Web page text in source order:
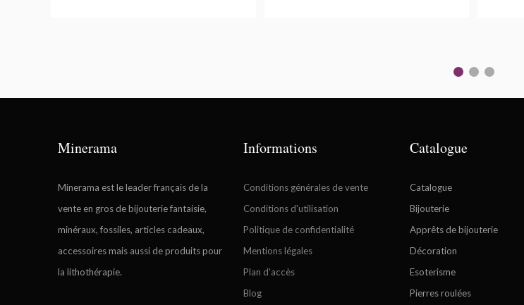
Minerama
Minerama est le leader français de la
vente en gros de bijouterie fantaisie,
minéraux, fossiles, articles cadeaux,
accessoires mais aussi de produits pour
la lithothérapie.
Informations
Conditions générales de vente
Conditions d'utilisation
Politique de confidentialité
Mentions légales
Plan d'accès
Blog
Catalogue
Catalogue
Bijouterie
Apprêts de bijouterie
Décoration
Esoterisme
Pierres roulées